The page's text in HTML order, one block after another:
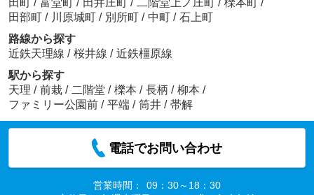
田部町 / 川原城町 / 別所町 / 中町 / 石上町
路線から探す
近鉄天理線 / 桜井線 / 近鉄橿原線
駅から探す
天理 / 前栽 / 二階堂 / 櫟本 / 長柄 / 柳本 /
ファミリー公園前 / 平端 / 筒井 / 帯解
電話でお問い合わせ
営業時間：
09：30～18：30